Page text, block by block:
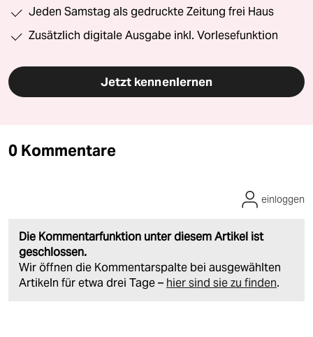
Jeden Samstag als gedruckte Zeitung frei Haus
Zusätzlich digitale Ausgabe inkl. Vorlesefunktion
Jetzt kennenlernen
0 Kommentare
Die Kommentarfunktion unter diesem Artikel ist
geschlossen.
Wir öffnen die Kommentarspalte bei ausgewählten
Artikeln für etwa drei Tage – hier sind sie zu finden.
einloggen